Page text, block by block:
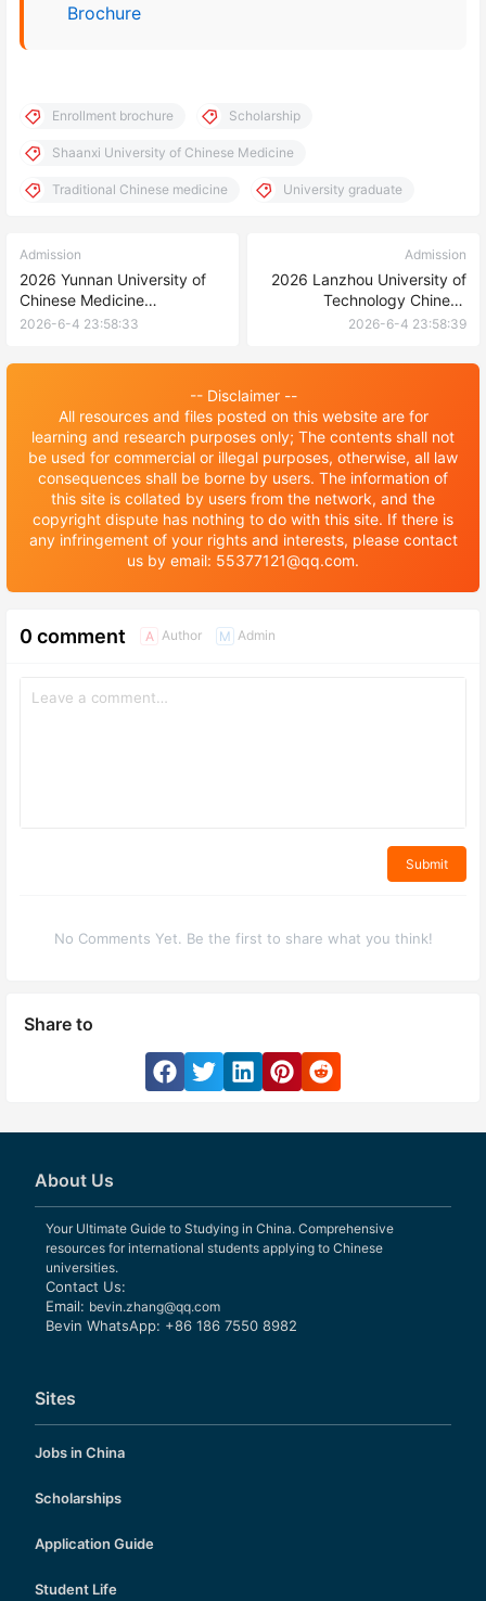
Brochure
Enrollment brochure Scholarship
Shaanxi University of Chinese Medicine
Traditional Chinese medicine University graduate
Admission
2026 Yunnan University of
Chinese Medicine
International Student
云南中医药大学留学生招生简
2026-6-4 23:58:33
Admission
2026 Lanzhou University of
Technology Chinese
Government Scholarship
program enrollment
大学中国政府奖学金“高校研究
生”项目招生简章
2026-6-4 23:58:39
-- Disclaimer --
All resources and files posted on this website are for
learning and research purposes only; The contents shall not
be used for commercial or illegal purposes, otherwise, all law
consequences shall be borne by users. The information of
this site is collated by users from the network, and the
copyright dispute has nothing to do with this site. If there is
any infringement of your rights and interests, please contact
us by email: 55377121@qq.com.
0 comment A Author M Admin
Submit
No Comments Yet. Be the first to share what you think!
Share to
About Us
Your Ultimate Guide to Studying in China. Comprehensive
resources for international students applying to Chinese
universities.
Contact Us:
Email: bevin.zhang@qq.com
Bevin WhatsApp: +86 186 7550 8982
Sites
Jobs in China
Scholarships
Application Guide
Student Life